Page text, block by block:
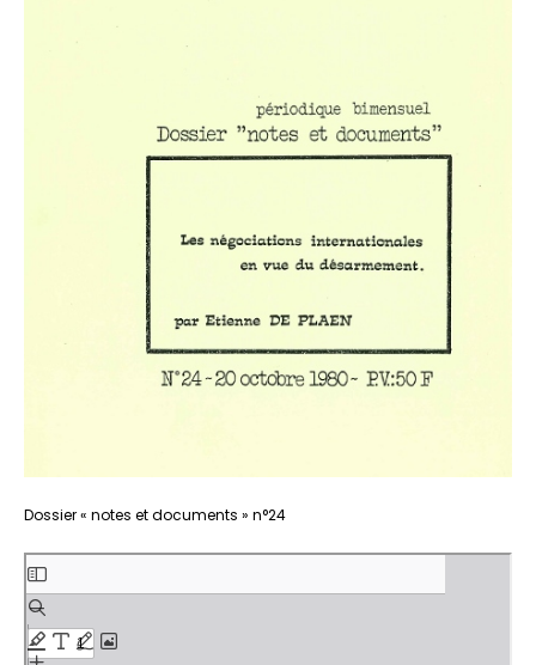
Dossier « notes et documents » n°24Aller
PDF